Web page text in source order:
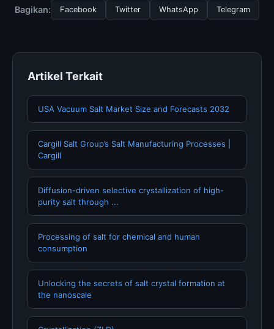
kami secara berkala. Kami selalu memperbarui konten
dengan informasi terkini dan terpercaya.
Bagikan: Facebook Twitter WhatsApp Telegram
Artikel Terkait
USA Vacuum Salt Market Size and Forecasts 2032
Cargill Salt Group’s Salt Manufacturing Processes |
Cargill
Diffusion-driven selective crystallization of high-
purity salt through ...
Processing of salt for chemical and human
consumption
Unlocking the secrets of salt crystal formation at
the nanoscale